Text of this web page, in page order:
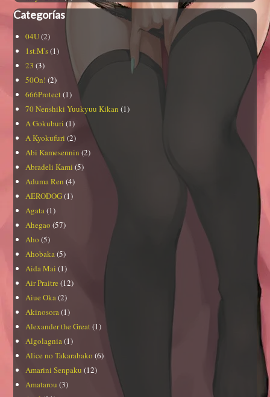
Categorías
04U(2)
1st.M's(1)
23 (3)
50On! (2)
666Protect(1)
70 Nenshiki Yuukyuu Kikan (1)
A Gokuburi (1)
A Kyokufuri (2)
Abi Kamesennin (2)
Abradeli Kami (5)
Aduma Ren (4)
AERODOG(1)
Agata(1)
Ahegao (57)
Aho (5)
Ahobaka(5)
Aida Mai (1)
Air Praitre (12)
Aiue Oka(2)
Akinosora(1)
Alexander the Great (1)
Algolagnia(1)
Alice no Takarabako (6)
Amarini Senpaku (12)
Amatarou (3)